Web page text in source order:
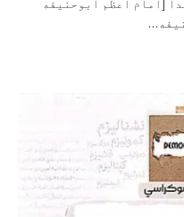
[امام اعظم ابوحنیفه